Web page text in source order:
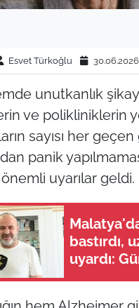
Esvet Türkoğlu
unutkanlık
ve polikliniklerin
sayısı her
panik
uyarılar geldi.
bastırdı,
uyardı: